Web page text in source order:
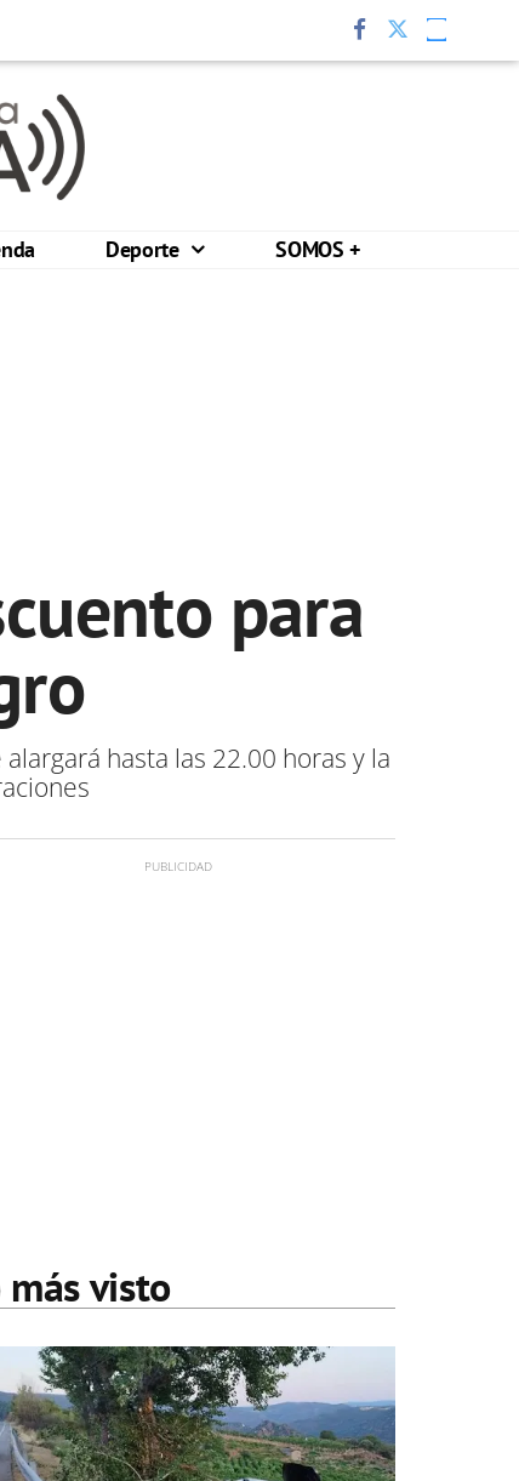
Deporte SOMOS +
para
hasta las 22.00 horas y la
más visto